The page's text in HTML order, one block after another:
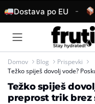
Dostava po EU
Domov Blog
Prispevki
Težko spiješ dovolj vode?
Težko spiješ
preprost trik brez